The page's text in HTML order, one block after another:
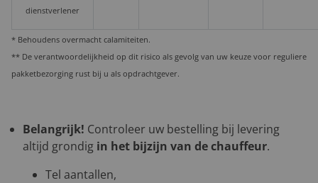
dienstverlener
* Behoudens overmacht calamiteiten.
** De verantwoordelijkheid op dit risico als gevolg van uw keuze voor reguliere
pakketbezorging rust bij u als opdrachtgever.
Belangrijk! Controleer uw bestelling bij levering
altijd grondig in het bijzijn van de chauffeur.
Tel aantallen,